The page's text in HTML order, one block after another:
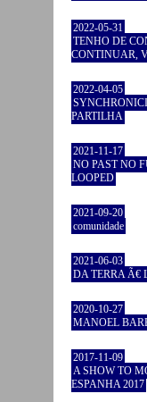
2022-05-31
TENHO DE
CONTINUAR,
2022-04-05
PARTILHA
2021-11-17
NO PAST NO
LOOPED
2021-09-20
comunidade
2021-06-03
DA TERRA
2020-10-27
MANOEL
2017-11-09
A SHOW TO
ESPANHA 2017